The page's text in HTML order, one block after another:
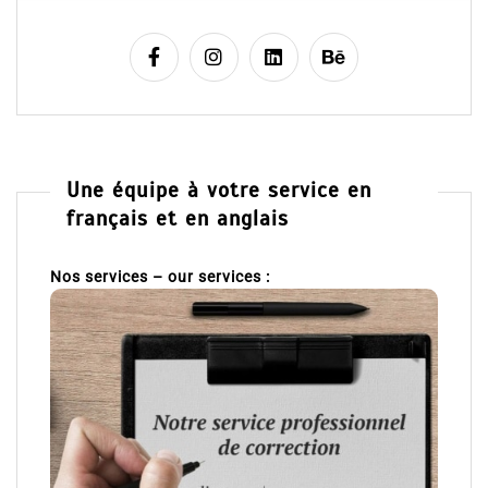
Une équipe à votre service en
français et en anglais
Nos services – our services :